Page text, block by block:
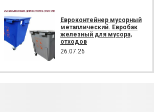
Евроконтейнер мусорный
металлический. Евробак
железный для мусора,
отходов
26.07.26